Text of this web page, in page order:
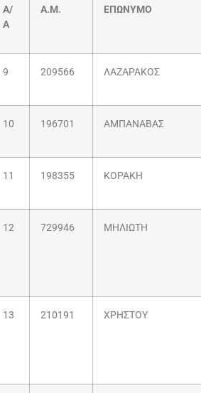
Α/
Α
Α.Μ. ΕΠΩΝΥΜΟ
9 209566 ΛΑΖΑΡΑΚΟΣ
10 196701 ΑΜΠΑΝΑΒΑΣ
11 198355 ΚΟΡΑΚΗ
12 729946 ΜΗΛΙΩΤΗ
13 210191 ΧΡΗΣΤΟΥ